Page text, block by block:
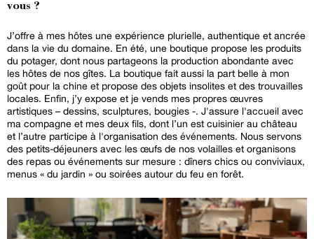
vous ?
J’offre à mes hôtes une expérience plurielle, authentique et ancrée
dans la vie du domaine. En été, une boutique propose les produits
du potager, dont nous partageons la production abondante avec
les hôtes de nos gîtes. La boutique fait aussi la part belle à mon
goût pour la chine et propose des objets insolites et des trouvailles
locales. Enfin, j’y expose et je vends mes propres œuvres
artistiques – dessins, sculptures, bougies -. J'assure l'accueil avec
ma compagne et mes deux fils, dont l’un est cuisinier au château
et l’autre participe à l'organisation des événements. Nous servons
des petits-déjeuners avec les œufs de nos volailles et organisons
des repas ou événements sur mesure : dîners chics ou conviviaux,
menus « du jardin » ou soirées autour du feu en forêt.